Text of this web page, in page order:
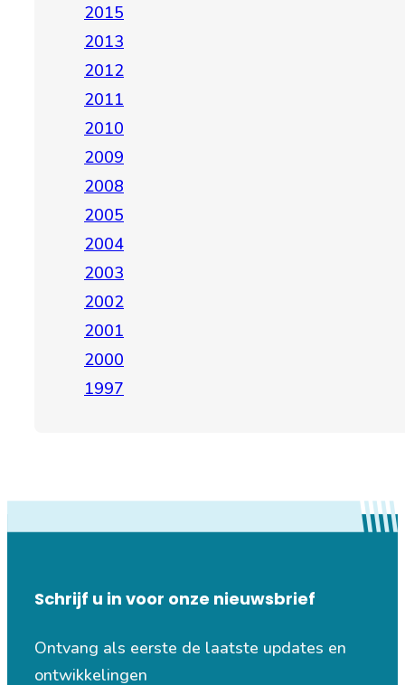
2015
2013
2012
2011
2010
2009
2008
2005
2004
2003
2002
2001
2000
1997
Schrijf u in voor onze nieuwsbrief
Ontvang als eerste de laatste updates en
ontwikkelingen